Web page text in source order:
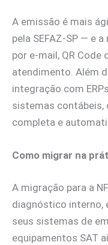
A emissão é mais
pela SEFAZ-SP — e
por e-mail, QR Code
atendimento. Além
integração com
sistemas contábeis,
completa e
Como migrar na
A migração para a
diagnóstico interno,
seus sistemas de
equipamentos SAT